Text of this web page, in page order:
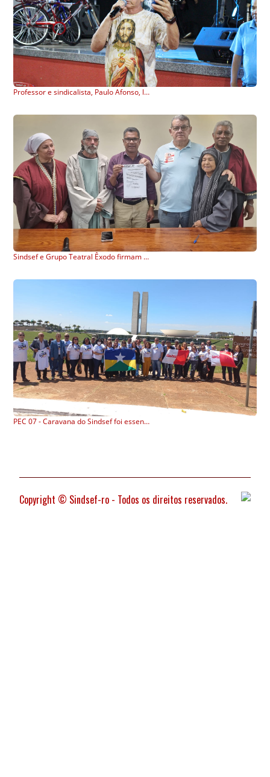
Professor e sindicalista, Paulo Afonso, legado de resistência e luta
Sindsef e Grupo Teatral Êxodo firmam parceria para entrada franca na peça “O Nascimento”
PEC 07 - Caravana do Sindsef foi essencial para Aprovação do Senado
Copyright © Sindsef-ro - Todos os direitos reservados.